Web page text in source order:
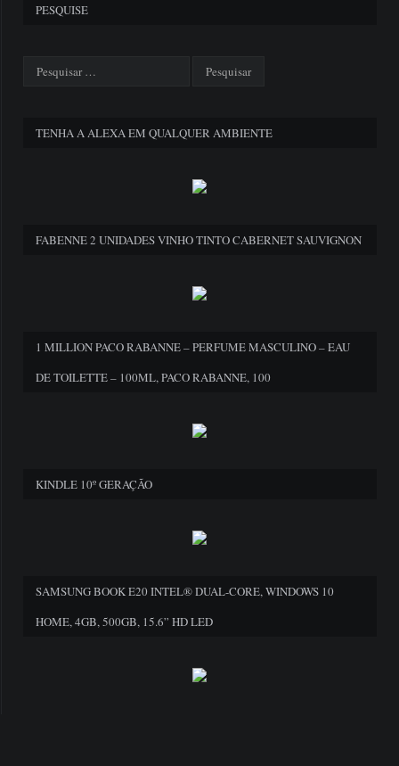
PESQUISE
TENHA A ALEXA EM QUALQUER AMBIENTE
FABENNE 2 UNIDADES VINHO TINTO CABERNET SAUVIGNON
1 MILLION PACO RABANNE – PERFUME MASCULINO – EAU
DE TOILETTE – 100ML, PACO RABANNE, 100
KINDLE 10º GERAÇÃO
SAMSUNG BOOK E20 INTEL® DUAL-CORE, WINDOWS 10
HOME, 4GB, 500GB, 15.6” HD LED